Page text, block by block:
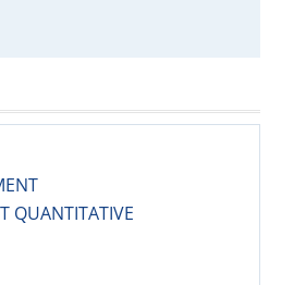
QUANTITATIVE